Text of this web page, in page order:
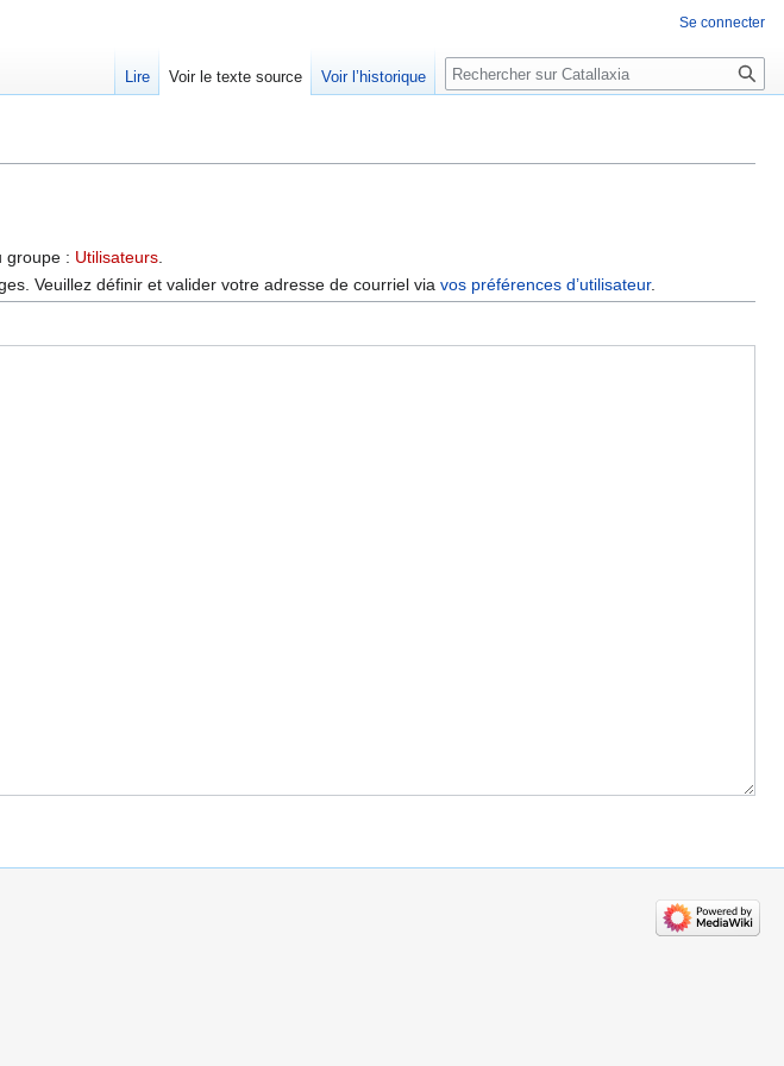
groupe : Utilisateurs
Veuillez définir et valider votre adresse de courriel viavos préférences d’utilisateur.
Se connecter
Lire Voir le texte source Voir l’historique Rechercher